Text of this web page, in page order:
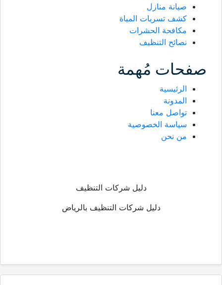
صيانة منازل
كشف تسربات المياة
مكافحة الحشرات
نصائح التنظيف
صفحات مُهمة
الرئيسية
المدونة
تواصل معنا
سياسة الخصوصية
من نحن
دليل شركات التنظيف
دليل شركات التنظيف بالرياض